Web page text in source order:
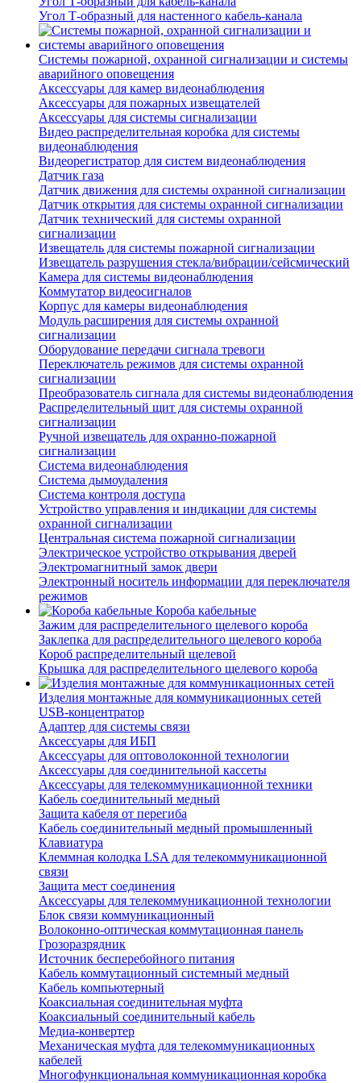
Угол Т-образный для настенного кабель-канала
Системы пожарной, охранной сигнализации и системы
аварийного оповещения
Аксессуары для камер видеонаблюдения
Аксессуары для пожарных извещателей
Аксессуары для системы сигнализации
Видео распределительная коробка для системы
видеонаблюдения
Видеорегистратор для систем видеонаблюдения
Датчик газа
Датчик движения для системы охранной сигнализации
Датчик открытия для системы охранной сигнализации
Датчик технический для системы охранной
сигнализации
Извещатель для системы пожарной сигнализации
Извещатель разрушения стекла/вибрации/сейсмический
Камера для системы видеонаблюдения
Коммутатор видеосигналов
Корпус для камеры видеонаблюдения
Модуль расширения для системы охранной
сигнализации
Оборудование передачи сигнала тревоги
Переключатель режимов для системы охранной
сигнализации
Преобразователь сигнала для системы видеонаблюдения
Распределительный щит для системы охранной
сигнализации
Ручной извещатель для охранно-пожарной
сигнализации
Система видеонаблюдения
Система дымоудаления
Система контроля доступа
Устройство управления и индикации для системы
охранной сигнализации
Центральная система пожарной сигнализации
Электрическое устройство открывания дверей
Электромагнитный замок двери
Электронный носитель информации для переключателя
режимов
Короба кабельные
Зажим для распределительного щелевого короба
Заклепка для распределительного щелевого короба
Короб распределительный щелевой
Крышка для распределительного щелевого короба
Изделия монтажные для коммуникационных сетей
USB-концентратор
Адаптер для системы связи
Аксессуары для ИБП
Аксессуары для оптоволоконной технологии
Аксессуары для соединительной кассеты
Аксессуары для телекоммуникационной техники
Кабель соединительный медный
Защита кабеля от перегиба
Кабель соединительный медный промышленный
Клавиатура
Клеммная колодка LSA для телекоммуникационной
связи
Защита мест соединения
Аксессуары для телекоммуникационной технологии
Блок связи коммуникационный
Волоконно-оптическая коммутационная панель
Грозоразрядник
Источник бесперебойного питания
Кабель коммутационный системный медный
Кабель компьютерный
Коаксиальная соединительная муфта
Коаксиальный соединительный кабель
Медиа-конвертер
Механическая муфта для телекоммуникационных
кабелей
Многофункциональная коммуникационная коробка